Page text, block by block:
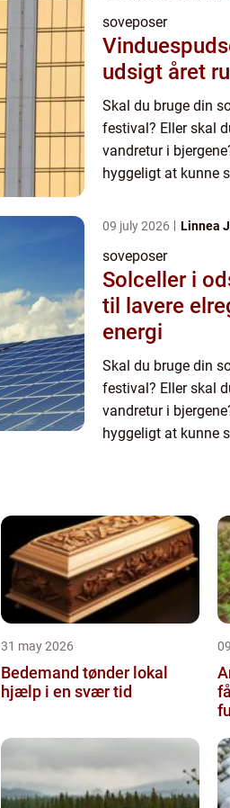
soveposer
udsigt året
Skal du bruge din
festival? Eller skal
vandretur i
hyggeligt at kunne
skal blive e...
09 july 2026 Linnea
soveposer
Solceller i
til lavere
energi
Skal du bruge din
festival? Eller skal
vandretur i
hyggeligt at kunne
31 may 2026
Bedemand tønder lokal
hjælp i en svær tid